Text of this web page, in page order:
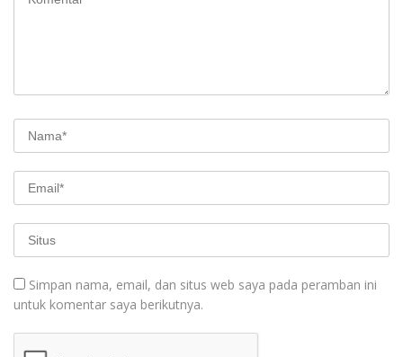
Simpan nama, email, dan situs web saya pada peramban ini
untuk komentar saya berikutnya.